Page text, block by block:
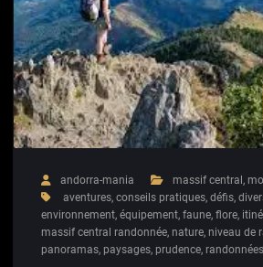
andorra-mania massif central,
aventures, conseils pratiques, défis,
environnement, équipement, faune, flore,
massif central randonnée, nature, niveau de
panoramas, paysages, prudence, randonnées